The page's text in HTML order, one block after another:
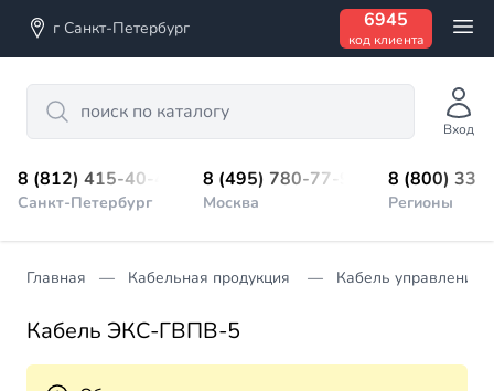
г Санкт-Петербург 6945
код клиента
Search
Вход
8 (812) 415-40-45
Санкт-Петербург
8 (495) 780-77-98
Москва
8 (800)
Регионы
Главная Кабельная продукция Кабель управления
Кабель ЭКС-ГВПВ-5